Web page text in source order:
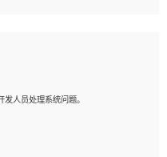
达成结果；熟练使用PPT、
强的文档编写能力，能独立撰写
专业PPT文件进行展示。
人员处理系统问题。